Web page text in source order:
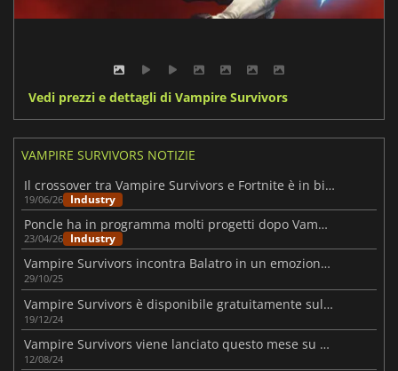
Vedi prezzi e dettagli di Vampire Survivors
VAMPIRE SURVIVORS NOTIZIE
Il crossover tra Vampire Survivors e Fortnite è in bilico
19/06/26 Industry
Poncle ha in programma molti progetti dopo Vampire Crawlers
23/04/26 Industry
Vampire Survivors incontra Balatro in un emozionante crossover indipendente
29/10/25
Vampire Survivors è disponibile gratuitamente sull'Epic Games Store.
19/12/24
Vampire Survivors viene lanciato questo mese su PlayStation
12/08/24